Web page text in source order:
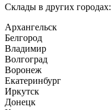
Склады в других городах:
Архангельск
Белгород
Владимир
Волгоград
Воронеж
Екатеринбург
Иркутск
Донецк